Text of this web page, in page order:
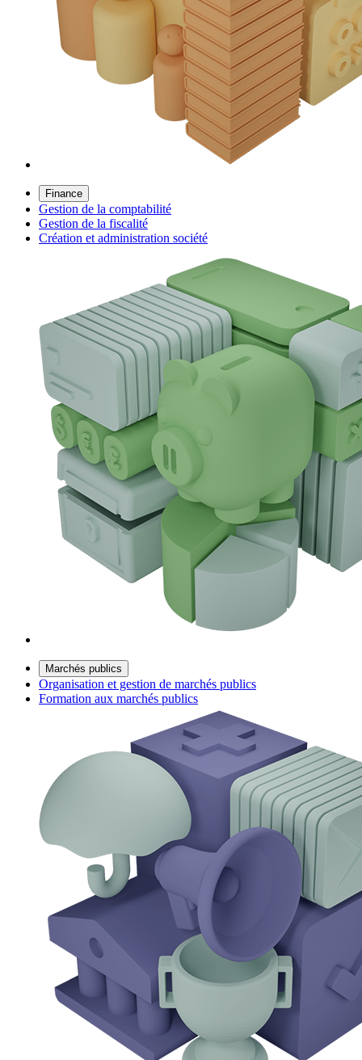
Finance
Gestion de la comptabilité
Gestion de la fiscalité
Création et administration société
Marchés publics
Organisation et gestion de marchés publics
Formation aux marchés publics